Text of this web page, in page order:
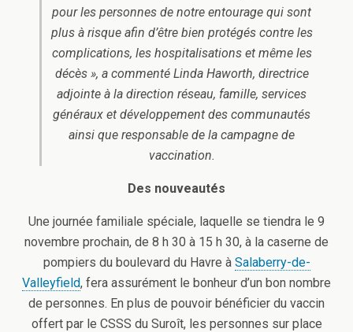
pour les personnes de notre entourage qui sont
plus à risque afin d’être bien protégés contre les
complications, les hospitalisations et même les
décès », a commenté Linda Haworth, directrice
adjointe à la direction réseau, famille, services
généraux et développement des communautés
ainsi que responsable de la campagne de
vaccination.
Des nouveautés
Une journée familiale spéciale, laquelle se tiendra le 9
novembre prochain, de 8 h 30 à 15 h 30, à la caserne de
pompiers du boulevard du Havre à Salaberry-de-
Valleyfield, fera assurément le bonheur d’un bon nombre
de personnes. En plus de pouvoir bénéficier du vaccin
offert par le CSSS du Suroît, les personnes sur place